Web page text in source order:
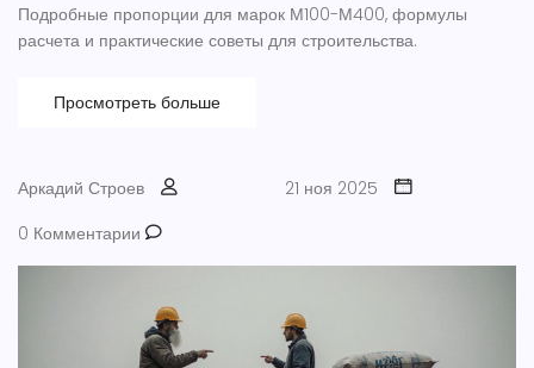
Подробные пропорции для марок М100-М400, формулы
расчета и практические советы для строительства.
Просмотреть больше
Аркадий Строев
21 ноя 2025
0 Комментарии